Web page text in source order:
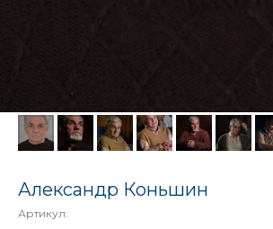
Александр Коньшин
Артикул: